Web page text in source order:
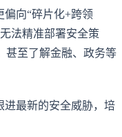
偏向“碎片化+跨领
法精准部署安全策
甚至了解金融、政务等
进最新的安全威胁，培